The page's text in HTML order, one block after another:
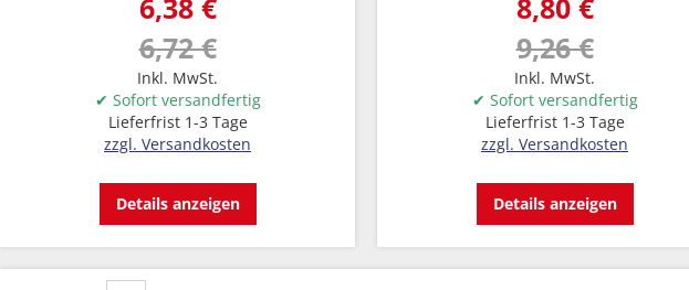
6,38 €
6,72 €
Inkl. MwSt.
✔ Sofort versandfertig
Lieferfrist 1-3 Tage
zzgl. Versandkosten
Details anzeigen
8,80 €
9,26 €
Inkl. MwSt.
✔ Sofort versandfertig
Lieferfrist 1-3 Tage
zzgl. Versandkosten
Details anzeigen